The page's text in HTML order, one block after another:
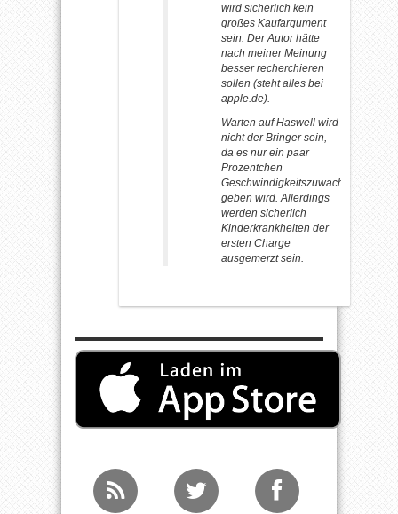
wird sicherlich kein
großes Kaufargument
sein. Der Autor hätte
nach meiner Meinung
besser recherchieren
sollen (steht alles bei
apple.de).
Warten auf Haswell wird
nicht der Bringer sein,
da es nur ein paar
Prozentchen
Geschwindigkeitszuwachs
geben wird. Allerdings
werden sicherlich
Kinderkrankheiten der
ersten Charge
ausgemerzt sein.